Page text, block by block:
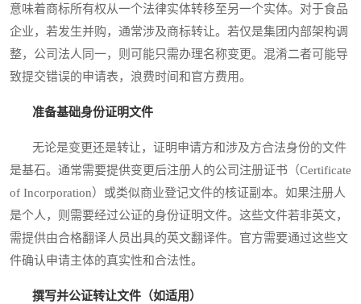
意味着商标所有权从一个法律实体转移至另一个实体。对于食品
企业，若发生并购，通常涉及商标转让。若仅是集团内部架构调
整，公司法人同一，则可能只需办理名称变更。混淆二者可能导
致提交错误的申请表，浪费时间和官方费用。
准备基础身份证明文件
无论是变更还是转让，证明申请方和涉及方合法身份的文件
是基石。通常需要提供变更后注册人的公司注册证书（Certificate
of Incorporation）或类似商业登记文件的核证副本。如果注册人
是个人，则需要经过公证的身份证明文件。这些文件若非英文，
需提供由合格翻译人员出具的英文翻译件。官方需要通过这些文
件确认申请主体的真实性和合法性。
撰写并公证转让文件（如适用）